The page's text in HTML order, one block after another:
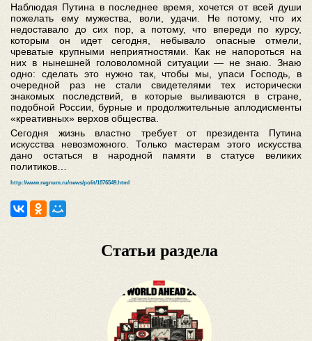
Наблюдая Путина в последнее время, хочется от всей души
пожелать ему мужества, воли, удачи. Не потому, что их
недоставало до сих пор, а потому, что впереди по курсу,
которым он идет сегодня, небывало опасные отмели,
чреватые крупными неприятностями. Как не напороться на
них в нынешней головоломной ситуации — не знаю. Знаю
одно: сделать это нужно так, чтобы мы, упаси Господь, в
очередной раз не стали свидетелями тех исторически
знакомых последствий, в которые выливаются в стране,
подобной России, бурные и продолжительные аплодисменты
«креативных» верхов общества.
Сегодня жизнь властно требует от президента Путина
искусства невозможного. Только мастерам этого искусства
дано остаться в народной памяти в статусе великих
политиков…
http://www.regnum.ru/news/polit/1876549.html
Статьи раздела